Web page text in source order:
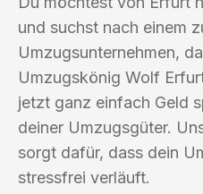
und suchst nach einem
Umzugsunternehmen,
Umzugskönig Wolf
jetzt ganz einfach Geld
deiner Umzugsgüter.
sorgt dafür, dass dein
stressfrei verläuft.